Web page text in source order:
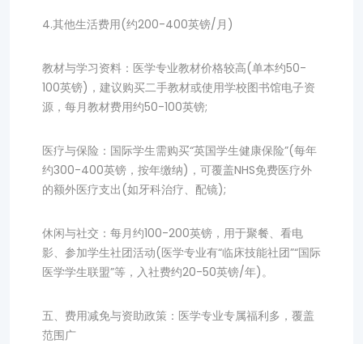
4.其他生活费用(约200-400英镑/月)
教材与学习资料：医学专业教材价格较高(单本约50-
100英镑)，建议购买二手教材或使用学校图书馆电子资
源，每月教材费用约50-100英镑;
医疗与保险：国际学生需购买“英国学生健康保险”(每年
约300-400英镑，按年缴纳)，可覆盖NHS免费医疗外
的额外医疗支出(如牙科治疗、配镜);
休闲与社交：每月约100-200英镑，用于聚餐、看电
影、参加学生社团活动(医学专业有“临床技能社团”“国际
医学学生联盟”等，入社费约20-50英镑/年)。
五、费用减免与资助政策：医学专业专属福利多，覆盖
范围广